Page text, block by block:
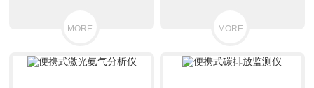
MORE MORE